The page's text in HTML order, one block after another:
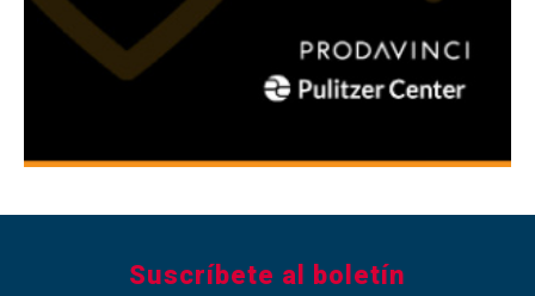
Suscríbete al boletín